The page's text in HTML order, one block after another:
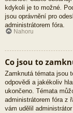
kdykoli je to možné.
jsou oprávnění pro
administrátorem fóra.
Nahoru
Co jsou to
Zamknutá témata jsou
odpovědi a jakékoliv
ukončeno. Témata
administrátorem fóra z
vám udělil